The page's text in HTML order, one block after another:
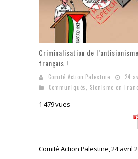
Criminalisation de
français !
Comité Action Palestine
24
Communiqués
Sionisme en
1 479 vues
Comité Action Palestine, 24 avril